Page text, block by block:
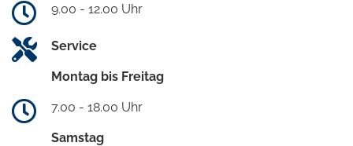
9.00 - 12.00 Uhr
Service
Montag bis Freitag
7.00 - 18.00 Uhr
Samstag